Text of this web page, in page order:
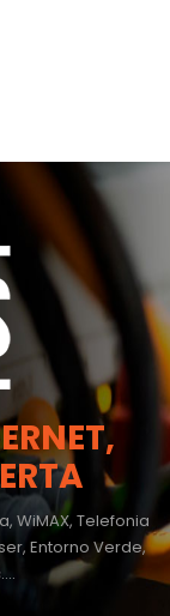
WiMAX, Telefonia
Entorno Verde,